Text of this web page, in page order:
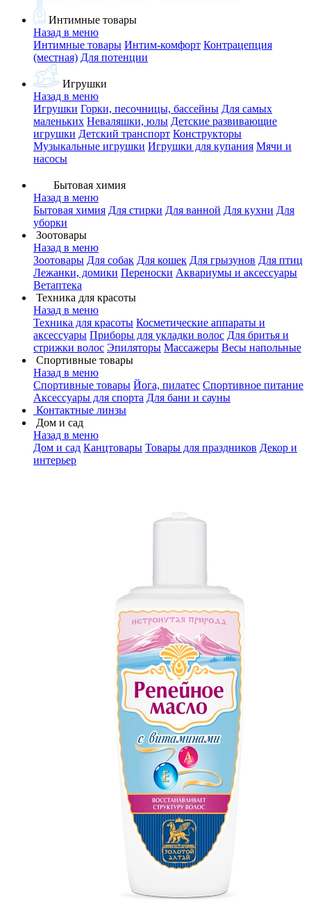
Интимные товары
Назад в меню
Интимные товары Интим-комфорт Контрацепция
(местная) Для потенции
Игрушки
Назад в меню
Игрушки Горки, песочницы, бассейны Для самых
маленьких Неваляшки, юлы Детские развивающие
игрушки Детский транспорт Конструкторы
Музыкальные игрушки Игрушки для купания Мячи и
насосы
Бытовая химия
Назад в меню
Бытовая химия Для стирки Для ванной Для кухни Для
уборки
Зоотовары
Назад в меню
Зоотовары Для собак Для кошек Для грызунов Для птиц
Лежанки, домики Переноски Аквариумы и аксессуары
Ветаптека
Техника для красоты
Назад в меню
Техника для красоты Косметические аппараты и
аксессуары Приборы для укладки волос Для бритья и
стрижки волос Эпиляторы Массажеры Весы напольные
Спортивные товары
Назад в меню
Спортивные товары Йога, пилатес Спортивное питание
Аксессуары для спорта Для бани и сауны
Контактные линзы
Дом и сад
Назад в меню
Дом и сад Канцтовары Товары для праздников Декор и
интерьер